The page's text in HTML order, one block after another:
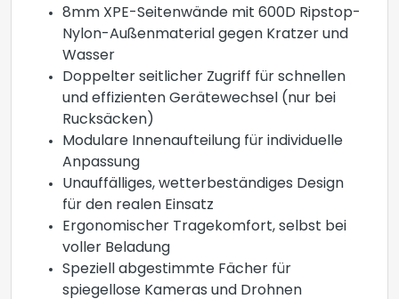
8mm XPE-Seitenwände mit 600D Ripstop-
Nylon-Außenmaterial gegen Kratzer und
Wasser
Doppelter seitlicher Zugriff für schnellen
und effizienten Gerätewechsel (nur bei
Rucksäcken)
Modulare Innenaufteilung für individuelle
Anpassung
Unauffälliges, wetterbeständiges Design
für den realen Einsatz
Ergonomischer Tragekomfort, selbst bei
voller Beladung
Speziell abgestimmte Fächer für
spiegellose Kameras und Drohnen